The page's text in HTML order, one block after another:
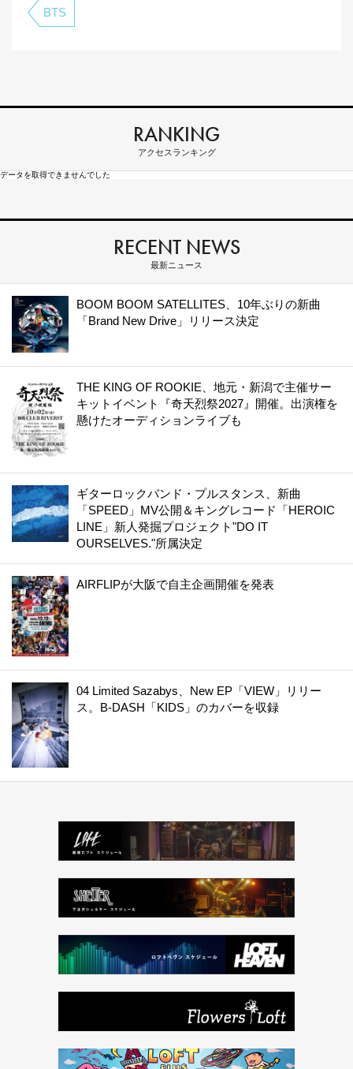
BTS
RANKING
アクセスランキング
データを取得できませんでした
RECENT NEWS
最新ニュース
BOOM BOOM SATELLITES、10年ぶりの新曲
「Brand New Drive」リリース決定
THE KING OF ROOKIE、地元・新潟で主催サー
キットイベント『奇天烈祭2027』開催。出演権を
懸けたオーディションライブも
ギターロックバンド・プルスタンス、新曲
「SPEED」MV公開＆キングレコード「HEROIC
LINE」新人発掘プロジェクト"DO IT
OURSELVES."所属決定
AIRFLIPが大阪で自主企画開催を発表
04 Limited Sazabys、New EP「VIEW」リリー
ス。B-DASH「KIDS」のカバーを収録